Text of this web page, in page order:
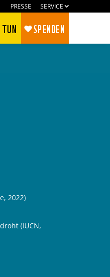
PRESSE SERVICE
SPENDEN
2022)
(IUCN,